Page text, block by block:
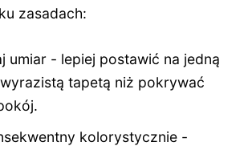
zasadach:
umiar - lepiej postawić na jedną
tapetą niż pokrywać
kolorystycznie -